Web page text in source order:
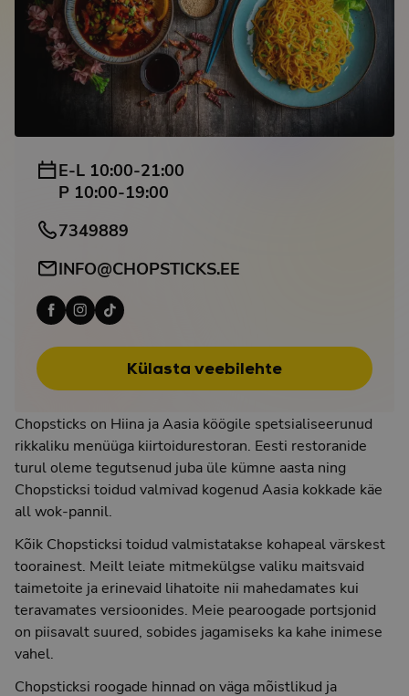
E-L 10:00-21:00
P 10:00-19:00
7349889
INFO@CHOPSTICKS.EE
Külasta veebilehte
Chopsticks on Hiina ja Aasia köögile spetsialiseerunud
rikkaliku menüüga kiirtoidurestoran. Eesti restoranide
turul oleme tegutsenud juba üle kümne aasta ning
Chopsticksi toidud valmivad kogenud Aasia kokkade käe
all wok-pannil.
Kõik Chopsticksi toidud valmistatakse kohapeal värskest
toorainest. Meilt leiate mitmekülgse valiku maitsvaid
taimetoite ja erinevaid lihatoite nii mahedamates kui
teravamates versioonides. Meie pearoogade portsjonid
on piisavalt suured, sobides jagamiseks ka kahe inimese
vahel.
Chopsticksi roogade hinnad on väga mõistlikud ja